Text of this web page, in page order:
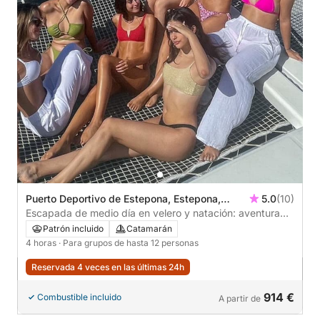
Puerto Deportivo de Estepona, Estepona,
España
5.0(10)
Escapada de medio día en velero y natación: aventura
de 4 horas
Patrón incluido
Catamarán
4 horas · Para grupos de hasta 12 personas
Reservada 4 veces en las últimas 24h
Combustible incluido A partir de 914 €